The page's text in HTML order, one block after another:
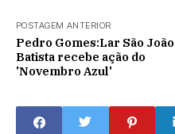
POSTAGEM ANTERIOR
Pedro Gomes:Lar São João
Batista recebe ação do
'Novembro Azul'